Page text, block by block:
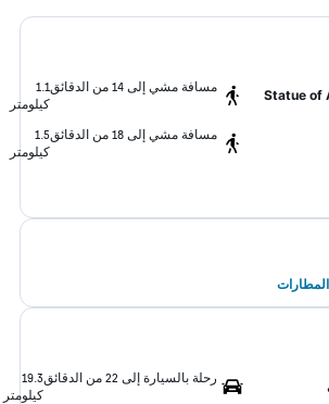
Statue of
مسافة مشي إلى 14 من الدقائق
1.1
كيلومتر
مسافة مشي إلى 18 من الدقائق
1.5
كيلومتر
رحلة بالسيارة إلى 22 من الدقائق
19.3
كيلومتر